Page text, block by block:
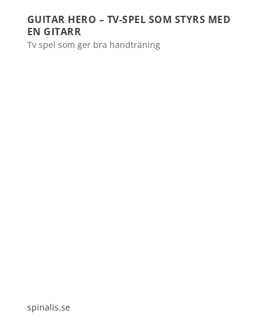
GUITAR HERO – TV-SPEL SOM STYRS MED
EN GITARR
Tv spel som ger bra handträning
spinalis.se